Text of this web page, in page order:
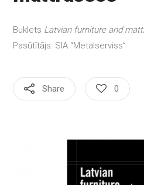
Buklets Latvian furniture and
Pasūtītājs: SIA “Metalserviss”
Share 0